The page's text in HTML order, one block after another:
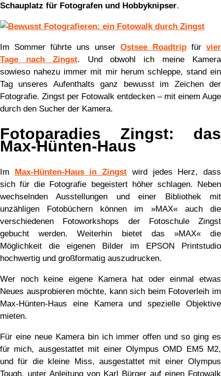
Schauplatz für Fotografen und Hobbyknipser.
Im Sommer führte uns unser Ostsee Roadtrip für vier
Tage nach Zingst. Und obwohl ich meine Kamera
sowieso nahezu immer mit mir herum schleppe, stand ein
Tag unseres Aufenthalts ganz bewusst im Zeichen der
Fotografie. Zingst per Fotowalk entdecken – mit einem Auge
durch den Sucher der Kamera.
Fotoparadies Zingst: das
Max-Hünten-Haus
Im Max-Hünten-Haus in Zingst wird jedes Herz, dass
sich für die Fotografie begeistert höher schlagen. Neben
wechselnden Ausstellungen und einer Bibliothek mit
unzähligen Fotobüchern können im »MAX« auch die
verschiedenen Fotoworkshops der Fotoschule Zingst
gebucht werden. Weiterhin bietet das »MAX« die
Möglichkeit die eigenen Bilder im EPSON Printstudio
hochwertig und großformatig auszudrucken.
Wer noch keine eigene Kamera hat oder einmal etwas
Neues ausprobieren möchte, kann sich beim Fotoverleih im
Max-Hünten-Haus eine Kamera und spezielle Objektive
mieten.
Für eine neue Kamera bin ich immer offen und so ging es
für mich, ausgestattet mit einer Olympus OMD EM5 M2,
und für die kleine Miss, ausgestattet mit einer Olympus
Tough, unter Anleitung von Karl Bürger auf einen Fotowalk